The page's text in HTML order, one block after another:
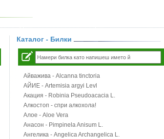
Каталог - Билки
Айважива - Alcanna tinctoria
АЙИЕ - Artemisia argyi Levl
Акация - Robinia Pseudoacacia L.
Алкостоп - спри алкохола!
Алое - Aloe Vera
Анасон - Pimpinela Anisum L.
Ангелика - Angelica Archangelica L.